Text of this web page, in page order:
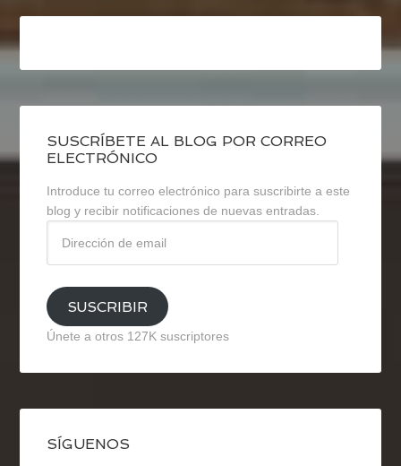
SUSCRÍBETE AL BLOG POR CORREO
ELECTRÓNICO
Introduce tu correo electrónico para suscribirte a este
blog y recibir notificaciones de nuevas entradas.
email
SUSCRIBIR
Únete a otros 127K suscriptores
SÍGUENOS